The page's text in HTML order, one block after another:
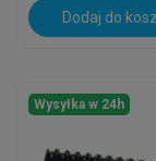
Dodaj do
Wysyłka w 24h